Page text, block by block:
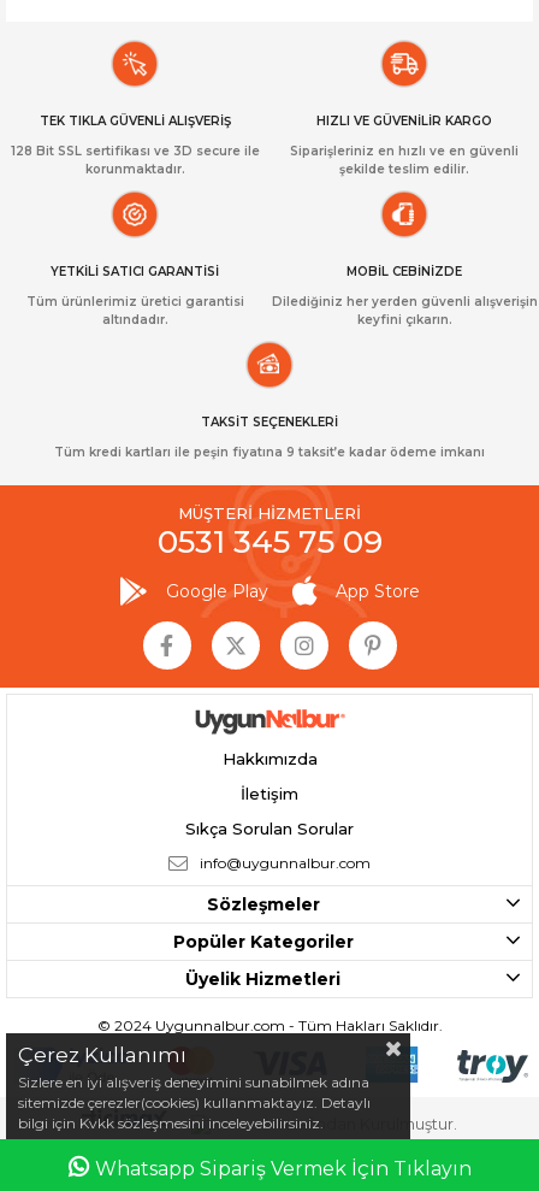
TEK TIKLA GÜVENLİ ALIŞVERİŞ
128 Bit SSL sertifikası ve 3D secure ile
korunmaktadır.
HIZLI VE GÜVENİLİR KARGO
Siparişleriniz en hızlı ve en güvenli
şekilde teslim edilir.
YETKİLİ SATICI GARANTİSİ
Tüm ürünlerimiz üretici garantisi
altındadır.
MOBİL CEBİNİZDE
Dilediğiniz her yerden güvenli alışverişin
keyfini çıkarın.
TAKSİT SEÇENEKLERİ
Tüm kredi kartları ile peşin fiyatına 9 taksit’e kadar ödeme imkanı
MÜŞTERİ HİZMETLERİ
0531 345 75 09
Google Play App Store
Hakkımızda
İletişim
Sıkça Sorulan Sorular
info@uygunnalbur.com
Sözleşmeler
Popüler Kategoriler
Üyelik Hizmetleri
© 2024 Uygunnalbur.com - Tüm Hakları Saklıdır.
Whatsapp Sipariş Vermek İçin Tıklayın
Tarafından Kurulmuştur.
Çerez Kullanımı
Sizlere en iyi alışveriş deneyimini sunabilmek adına
sitemizde çerezler(cookies) kullanmaktayız. Detaylı
bilgi için Kvkk sözleşmesini inceleyebilirsiniz.
Anasayfa Favorilerim Sepetim Üye Girişi